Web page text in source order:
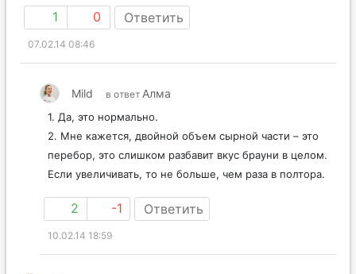
1 0 Ответить
07.02.14 08:46
Mild в ответ Алма
1. Да, это нормально.
2. Мне кажется, двойной объем сырной части – это
перебор, это слишком разбавит вкус брауни в целом.
Если увеличивать, то не больше, чем раза в полтора.
2 -1 Ответить
10.02.14 18:59